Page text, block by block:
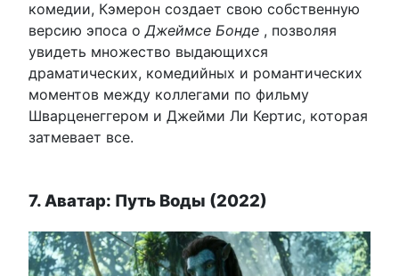
комедии, Кэмерон создает свою собственную
версию эпоса о Джеймсе Бонде , позволяя
увидеть множество выдающихся
драматических, комедийных и романтических
моментов между коллегами по фильму
Шварценеггером и Джейми Ли Кертис, которая
затмевает все.
7. Аватар: Путь Воды (2022)